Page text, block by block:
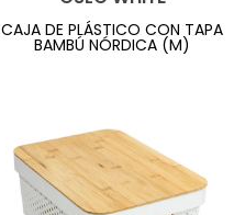
CAJA DE PLÁSTICO CON TAPA
BAMBÚ NÓRDICA (M)